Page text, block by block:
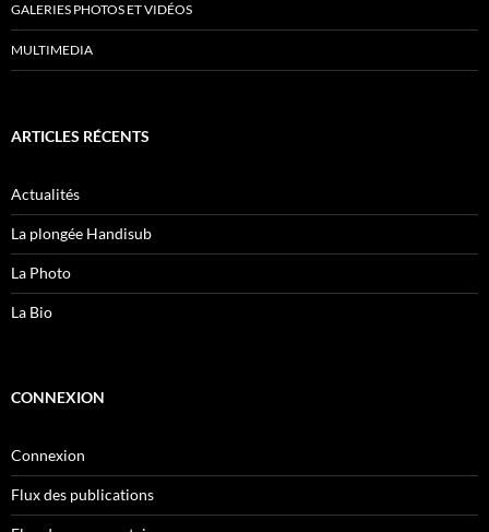
GALERIES PHOTOS ET VIDÉOS
MULTIMEDIA
ARTICLES RÉCENTS
Actualités
La plongée Handisub
La Photo
La Bio
CONNEXION
Connexion
Flux des publications